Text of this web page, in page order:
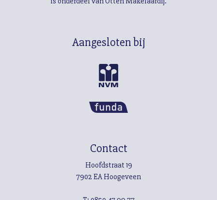
Aangesloten bij
Contact
Hoofdstraat 19
7902 EA Hoogeveen